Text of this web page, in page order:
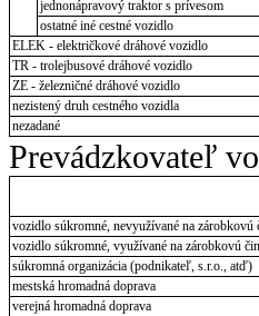
jednonápravový traktor s prívesom
ostatné iné cestné vozidlo
ELEK - električkové dráhové vozidlo
TR - trolejbusové dráhové vozidlo
ZE - železničné dráhové vozidlo
nezistený druh cestného vozidla
nezadané
Prevádzkovateľ
vozidlo súkromné, nevyužívané na zárobkovú
vozidlo súkromné, využívané na zárobkovú
súkromná organizácia (podnikateľ, s.r.o., atď)
mestská hromadná doprava
verejná hromadná doprava